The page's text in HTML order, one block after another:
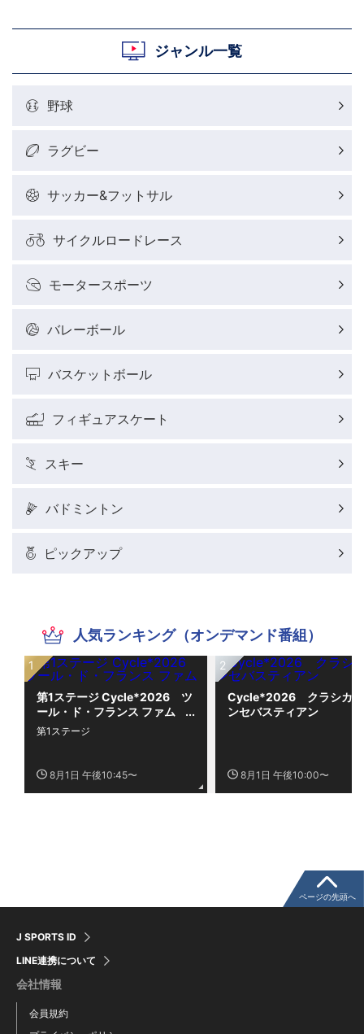
ジャンル一覧
野球
ラグビー
サッカー&フットサル
サイクルロードレース
モータースポーツ
バレーボール
バスケットボール
フィギュアスケート
スキー
バドミントン
ピックアップ
人気ランキング（オンデマンド番組）
第1ステージ Cycle*2026 ツ
ール・ド・フランス ファム
8月1日 午後10:45〜
第1ステージ
Cycle*2026 クラシカ
ンセバスティアン
8月1日 午後10:00〜
J SPORTS ID
LINE連携について
会社情報
会員規約
ページの先頭へ